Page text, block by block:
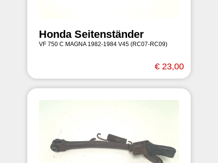
Honda Seitenständer
VF 750 C MAGNA 1982-1984 V45 (RC07-RC09)
€ 23,00